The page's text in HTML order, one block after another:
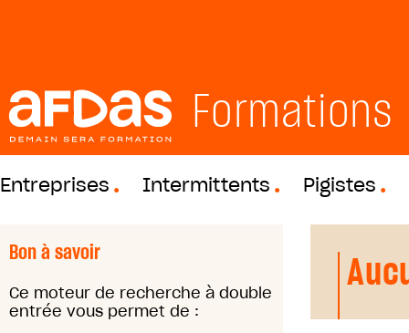
Formations
Entreprises Intermittents Pigistes
Bon à savoir
Ce moteur de recherche à double
entrée vous permet de :